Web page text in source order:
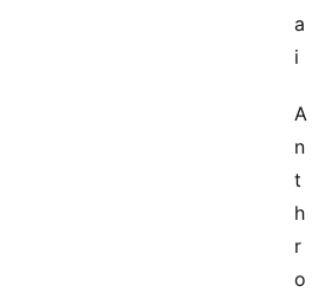
a
i
A
n
t
h
r
o